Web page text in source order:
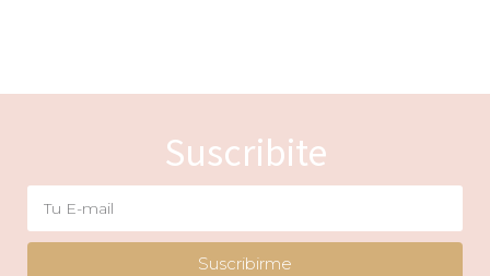
Suscribite
Suscribirme